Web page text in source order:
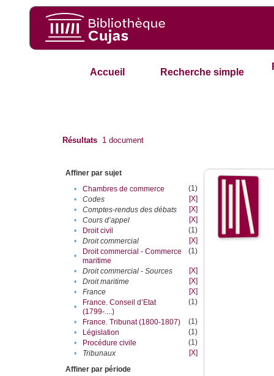
Accueil Recherche simple
Résultats 1 document
Affiner par sujet
•
Chambres de commerce
(1)
•
Codes
[X]
•
Comptes-rendus des débats
[X]
•
Cours d’appel
[X]
•
Droit civil
(1)
•
Droit commercial
[X]
•
Droit commercial - Commerce
maritime
(1)
• Droit commercial - Sources
[X]
•
Droit maritime
[X]
•
France
[X]
•
France. Conseil d’Etat
(1799-....)
(1)
• France. Tribunat (1800-1807)
(1)
•
Législation
(1)
•
Procédure civile
(1)
•
Tribunaux
[X]
Affiner par période